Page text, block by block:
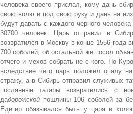
человека своего прислал, кому дань
свою волю и под свою руку и дань на
будут давать с каждого черного
30700 человек. Царь отправил в
возвратился в Москву в конце 1556
700 соболей, об остальной же посол
отчего и мехов собрать не с кого. Но
вследствие чего царь положил опалу
стражу, а в Сибирь отправил служивых
посланные татары возвратились с
дадорожской пошлины 106 соболей за
Едигер обязывался быть у царя в